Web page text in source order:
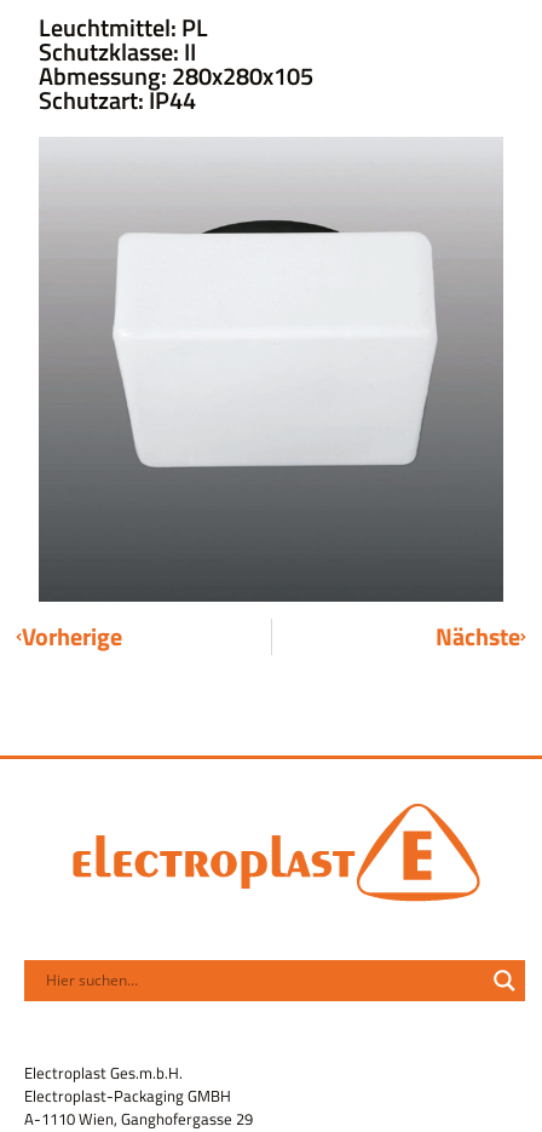
Leuchtmittel: PL
Schutzklasse: II
Abmessung: 280x280x105
Schutzart: IP44
Vorherige Nächste
Electroplast Ges.m.b.H.
Electroplast-Packaging GMBH
A-1110 Wien, Ganghofergasse 29